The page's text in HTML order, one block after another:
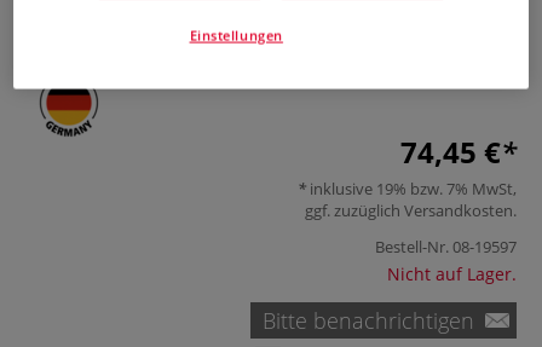
74,45 €
inklusive 19% bzw. 7% MwSt,
ggf. zuzüglich Versandkosten.
Bestell-Nr.08-19597
Nicht auf Lager.
Bitte benachrichtigen
Einstellungen